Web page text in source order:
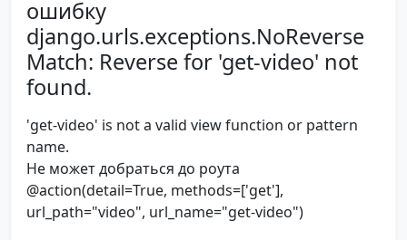
ошибку
django.urls.exceptions.NoReverse
Match: Reverse for 'get-video' not
found.
'get-video' is not a valid view function or pattern
name.
Не может добраться до роута
@action(detail=True, methods=['get'],
url_path="video", url_name="get-video")